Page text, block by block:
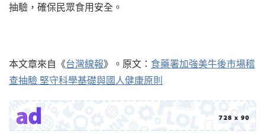
抽驗，確保民眾食用安全。
本文章來自《台灣線報》。原文： 食藥署加強美牛後市場稽
查抽驗 堅守科學基礎與國人健康原則